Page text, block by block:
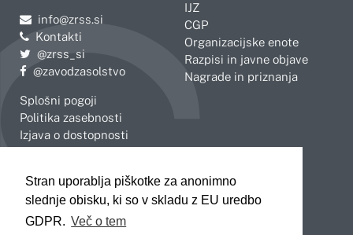
Stran uporablja piškotke za anonimno
slednje obisku, ki so v skladu z EU uredbo
GDPR. Več o tem
Pošljite e-mail na
info@zrss.si
Kontakti
Pojdite na Twitter:
@zrss_si
Pojdite na Facebook:
@zavodzasolstvo
Splošni pogoji
Politika zasebnosti
Izjava o dostopnosti
IJZ
CGP
Organizacijske enote
Razpisi in javne objave
Nagrade in priznanja
Celje
Koper
Kranj
Novo mesto
Slovenj Gradec